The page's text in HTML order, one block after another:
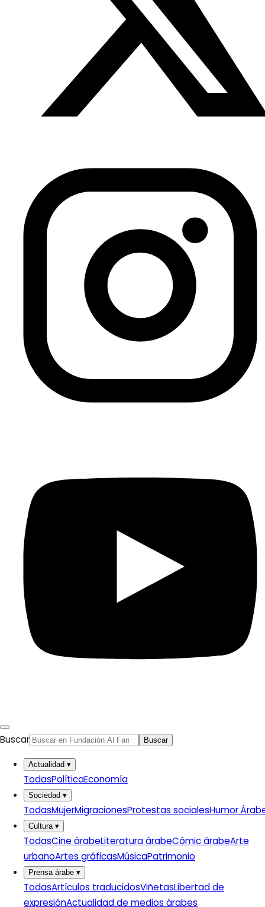
Buscar Buscar
Actualidad ▾
TodasPolíticaEconomía
Sociedad ▾
TodasMujerMigracionesProtestas socialesHumor
Cultura ▾
TodasCine árabeLiteratura árabeCómic árabeArte
urbanoArtes gráficasMúsicaPatrimonio
Prensa árabe ▾
TodasArtículos traducidosViñetasLibertad de
expresiónActualidad de medios árabes
AnteriorConferencia: Feminismo Islámico y fronteras
de géneroSiguienteSamer al Shameri, 02.06.2015